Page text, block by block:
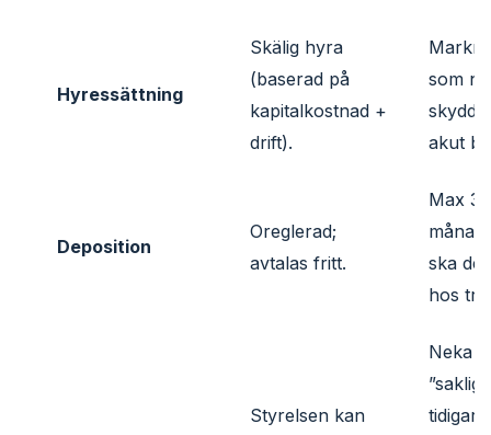
Hyressättning
Skälig hyra
(baserad på
kapitalkostnad +
drift).
som
akut
Deposition
Oreglerad;
avtalas fritt.
Max 3
ska
hos
Styrelsen kan
Neka
”saklig
tidigare